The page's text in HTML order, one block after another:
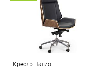
Кресло Патио